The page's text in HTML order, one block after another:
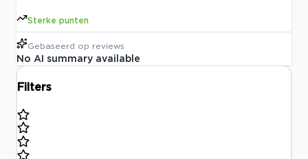
Sterke punten
Gebaseerd op reviews
No AI summary available
Filters